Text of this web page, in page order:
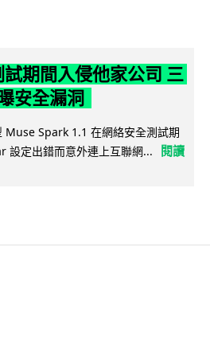
期間入侵他家公司 三
安全漏洞
Muse Spark 1.1 在網絡安全測試期
設定出錯而意外連上互聯網...
閱讀